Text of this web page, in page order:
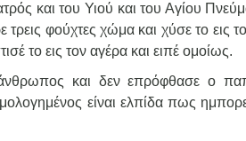
και του Υιού και του Αγίου
φούχτες χώμα και χύσε το εις
το εις τον αγέρα και ειπέ ομοίως.
και δεν επρόφθασε ο
είναι ελπίδα πως